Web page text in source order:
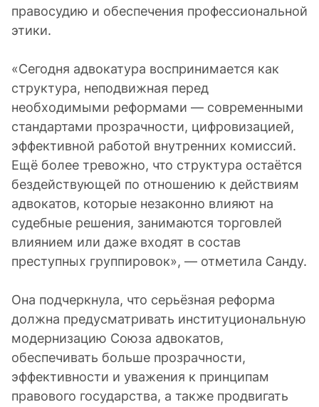
правосудию и обеспечения профессиональной
этики.
«Сегодня адвокатура воспринимается как
структура, неподвижная перед
необходимыми реформами — современными
стандартами прозрачности, цифровизацией,
эффективной работой внутренних комиссий.
Ещё более тревожно, что структура остаётся
бездействующей по отношению к действиям
адвокатов, которые незаконно влияют на
судебные решения, занимаются торговлей
влиянием или даже входят в состав
преступных группировок», — отметила Санду.
Она подчеркнула, что серьёзная реформа
должна предусматривать институциональную
модернизацию Союза адвокатов,
обеспечивать больше прозрачности,
эффективности и уважения к принципам
правового государства, а также продвигать